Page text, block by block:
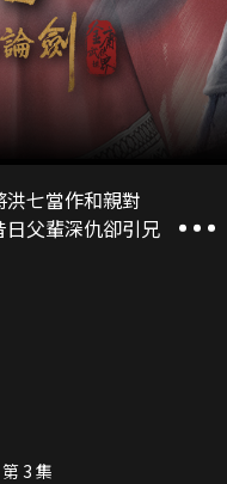
七當作和親對
父輩深仇卻引兄
第 3 集